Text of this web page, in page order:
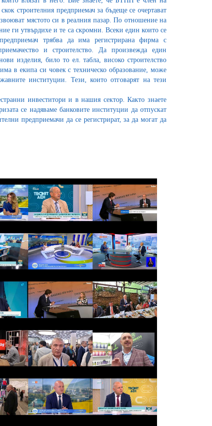
строителния предприемач за бъдеще се очертават
мястото си в реалния пазар. По отношение на
ги утвърдихе и те са скромни. Всеки един които се
трябва да има регистрирана фирма с
и строителство. Да произвежда един
изделия, било то ел. табла, високо строителство
в екипа си човек с техническо образование, може
институции. Тези, които отговарят на тези
инвеститори и в нашия сектор. Както знаете
се надяваме банковите институции да отпускат
предприемачи да се регистрират, за да могат да